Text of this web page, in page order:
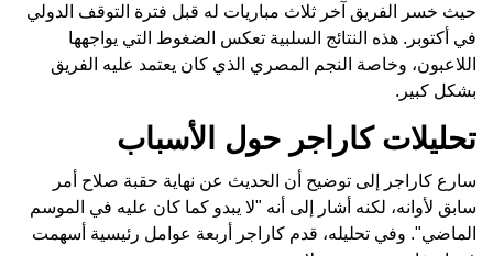
حيث خسر الفريق آخر ثلاث مباريات له قبل فترة التوقف الدولي
في أكتوبر. هذه النتائج السلبية تعكس الضغوط التي يواجهها
اللاعبون، وخاصة النجم المصري الذي كان يعتمد عليه الفريق
بشكل كبير.
تحليلات كاراجر حول الأسباب
سارع كاراجر إلى توضيح أن الحديث عن نهاية حقبة صلاح أمر
سابق لأوانه، لكنه أشار إلى أنه "لا يبدو كما كان عليه في الموسم
الماضي". وفي تحليله، قدم كاراجر أربعة عوامل رئيسية أسهمت